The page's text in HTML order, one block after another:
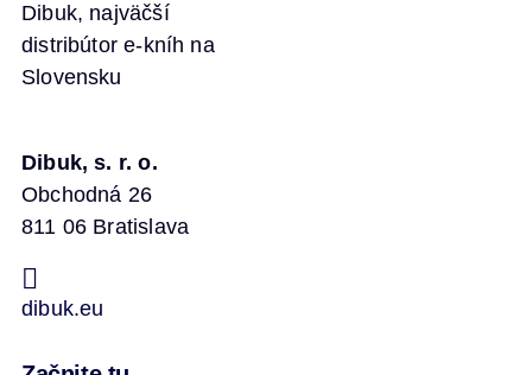
Dibuk, najväčší
distribútor e-kníh na
Slovensku
Dibuk, s. r. o.
Obchodná 26
811 06 Bratislava
dibuk.eu